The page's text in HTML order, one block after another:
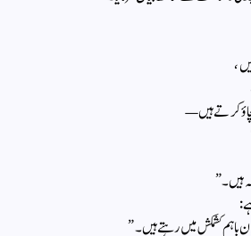
کرتے ہیں—
ہیں۔”
باہم کشمکش میں رہتے ہیں۔”